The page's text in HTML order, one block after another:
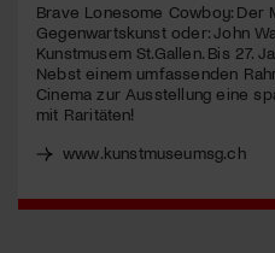
Brave Lonesome Cowboy:
Gegenwartskunst oder: John
Kunstmusem St.Gallen. Bis 27.
Nebst einem umfassenden
Cinema zur Ausstellung eine
mit Raritäten!
www.kunstmuseumsg.ch